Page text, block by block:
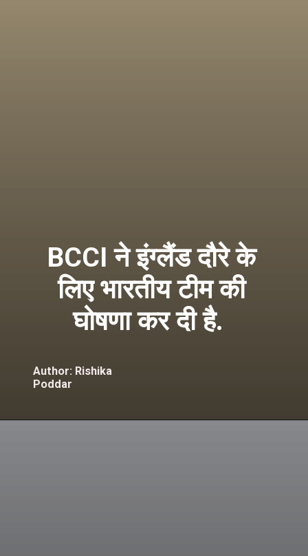
BCCI ने इंग्लैंड दौरे के
लिए भारतीय टीम की
घोषणा कर दी है.
Author: Rishika
Poddar